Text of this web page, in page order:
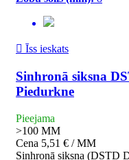
 Īss ieskats
Sinhronā siksna
Piedurkne
Pieejama
>100 MM
Cena 5,51 € / MM
Sinhronā siksna (DSTD